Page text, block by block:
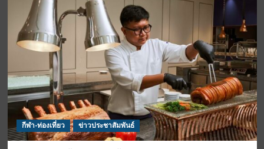
กีฬา-ท่องเที่ยว ข่าวประชาสัมพันธ์